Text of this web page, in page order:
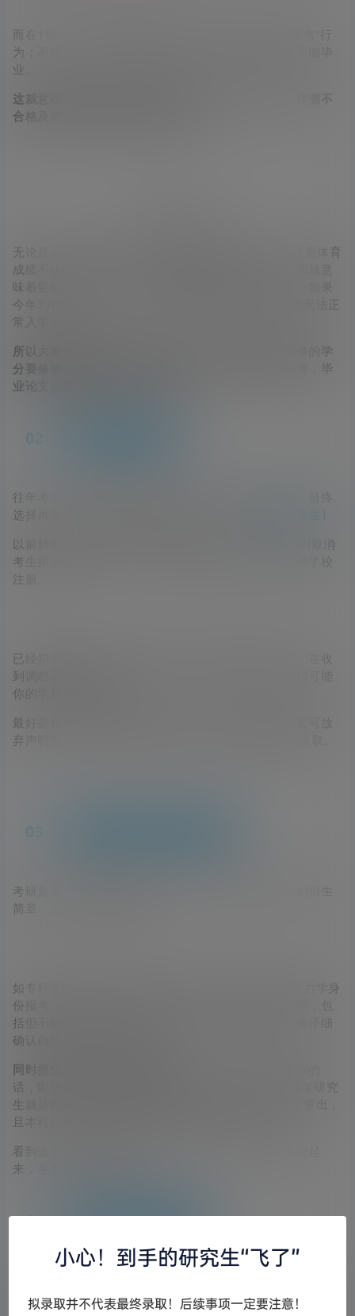
而在19年时，教育部新出规定：取消毕业前补考等“清考”行
为；不能达到《国家学生体质健康标准》合格要求者不能毕
业。
这就意味着大家在毕业时不能挂科、出现学分不够、体测不
合格及毕业论文答辩不通过等问题。
无论是不让毕业前补考（就是咱们熟知的“清考”），还是体育
成绩不达标不让毕业，都是在限制正常时间的毕业！那就意
味着要延期毕业！这不仅仅是多花钱的问题！要知道，如果
今年7月没有毕业（延期），即便是今年考上研究生也无法正
常入学！
所以大家要重视自己的本科成绩，千万不要挂科！该修的学
分要修够！如果不小心挂科，要争取一切机会申请补考，毕
业论文也要认真对待，好好准备！
往年考过研，但是最后拟录取的不是自己心仪的院校，最终
选择再考一年的同学要小心学籍问题！
以前就有过先例！西安电子科技大学在21年发布了一则取消
考生拟录取资格的公告，其原因就是该生学籍已被其他学校
注册。
已经拟录取但还是想二战的同学一定要和学校沟通好，在收
到调档函时也不要进行任何操作，不要去报到，否则很可能
你的学籍将被注册。
最好是和学校联系告知放弃拟录取，咨询后续是否需要写放
弃声明等。如22年河南科技大学就有同学申请放弃拟录取。
考研是有一些报考限制的，同学们可以查看目标院校的招生
简章，上面会写明具体要求。
如专科生报考必须在研究生入学前满2年后才能以同等力学身
份报考。拟录取后在入学前也需要提供一系列材料证明，包
括但不限于政审表、体检表等。因此，在报考前一定要仔细
确认自己是否达到报考条件！
同时提交的材料一定要是真实有效。
话，即便考上也会被取消学籍！例如海南大学2018级某研究
生就是因为专科毕业不满2年参加考研，在入学半年后查出，
且本科自考毕业证经查系伪造，从而被取消学籍。
看到这里，如果同学们存在以上问题，那么一定要重视起
来，尽早采取补救措施！
04 毕业延期了怎么办
学习能力肯定不差，成绩也会相当不错。但不怕一万就怕万
小心！到手的研究生“飞了”
拟录取并不代表最终录取！后续事项一定要注意！